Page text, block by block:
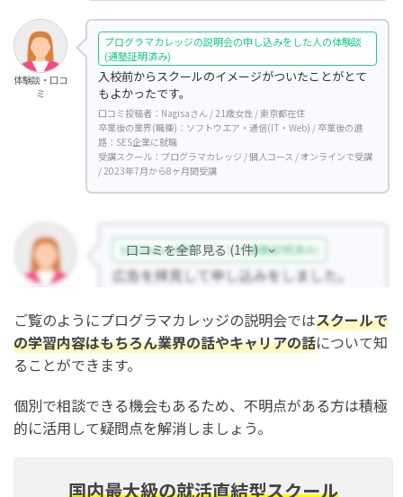
体験談・口コ
ミ
プログラマカレッジの説明会の申し込みをした人の体験談
(通塾証明済み)
入校前からスクールのイメージがついたことがとて
もよかったです。
口コミ投稿者：Nagisaさん / 21歳女性 / 東京都在住
卒業後の業界(職種)：ソフトウエア・通信(IT・Web) / 卒業後の進
路：SES企業に就職
受講スクール：プログラマカレッジ / 個人コース / オンラインで受講
/ 2023年7月から8ヶ月間受講
口コミを全部見る (1件)
ご覧のようにプログラマカレッジの説明会ではスクールで
の学習内容はもちろん業界の話やキャリアの話について知
ることができます。
個別で相談できる機会もあるため、不明点がある方は積極
的に活用して疑問点を解消しましょう。
国内最大級の就活直結型スクール